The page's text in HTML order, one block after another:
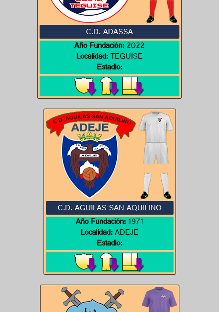
C.D. ADASSA
Año Fundación:2022
Localidad:TEGUISE
Estadio:
C.D. AGUILAS SAN AQUILINO
Año Fundación:1971
Localidad:ADEJE
Estadio: